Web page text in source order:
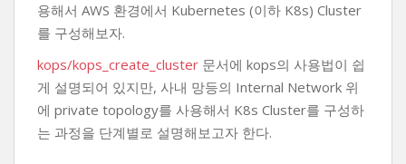
용해서 AWS 환경에서 Kubernetes (이하 K8s) Cluster
를 구성해보자.
kops/kops_create_cluster 문서에 kops의 사용법이 쉽
게 설명되어 있지만, 사내 망등의 Internal Network 위
에 private topology를 사용해서 K8s Cluster를 구성하
는 과정을 단계별로 설명해보고자 한다.